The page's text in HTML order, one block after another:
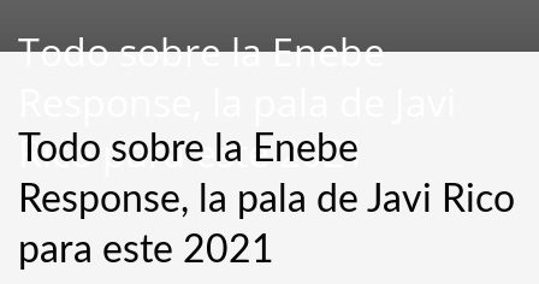
Todo sobre la Enebe
Rico para este 2021
Todo sobre la Enebe
Response, la pala de Javi Rico
para este 2021